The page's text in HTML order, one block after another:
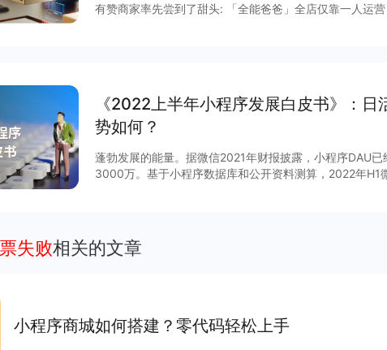
有赞商家率先尝到了甜头: 「全能爸爸」全店仅靠一人运
家服务领域深耕多年，服务了百万级商家，帮助商家服
功和失败的经验，我们希望通过《社交电商实战宝典》帮
《2022上半年小程序发展白皮书》：
势如何？
蓬勃发展的能量。据微信2021年财报披露，小程序DAU
3000万。基于小程序数据库和公开资料测算，2022年H1
力。 在小程序领域方向上，线下零售将继续保持高速增长，教育、生活服务、工具、大健康赛
失败相关的文章
小程序商城如何搭建？零代码轻松上手